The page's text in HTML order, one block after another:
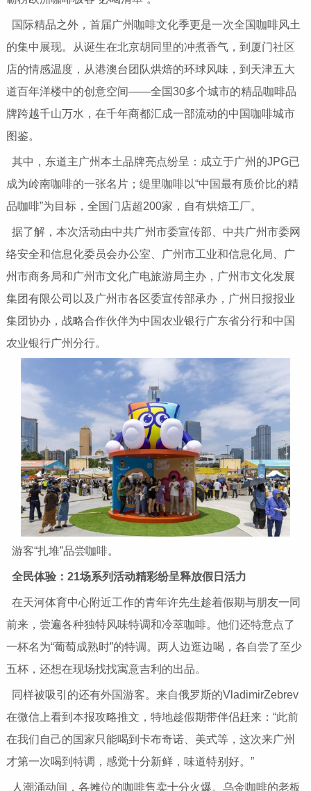
国际精品之外，首届广州咖啡文化季更是一次全国咖啡风土
的集中展现。从诞生在北京胡同里的冲煮香气，到厦门社区
店的情感温度，从港澳台团队烘焙的环球风味，到天津五大
道百年洋楼中的创意空间——全国30多个城市的精品咖啡品
牌跨越千山万水，在千年商都汇成一部流动的中国咖啡城市
图鉴。
其中，东道主广州本土品牌亮点纷呈：成立于广州的JPG已
成为岭南咖啡的一张名片；缇里咖啡以“中国最有质价比的精
品咖啡”为目标，全国门店超200家，自有烘焙工厂。
据了解，本次活动由中共广州市委宣传部、中共广州市委网
络安全和信息化委员会办公室、广州市工业和信息化局、广
州市商务局和广州市文化广电旅游局主办，广州市文化发展
集团有限公司以及广州市各区委宣传部承办，广州日报报业
集团协办，战略合作伙伴为中国农业银行广东省分行和中国
农业银行广州分行。
游客“扎堆”品尝咖啡。
全民体验：21场系列活动精彩纷呈释放假日活力
在天河体育中心附近工作的青年许先生趁着假期与朋友一同
前来，尝遍各种独特风味特调和冷萃咖啡。他们还特意点了
一杯名为“葡萄成熟时”的特调。两人边逛边喝，各自尝了至少
五杯，还想在现场找找寓意吉利的出品。
同样被吸引的还有外国游客。来自俄罗斯的VladimirZebrev
在微信上看到本报攻略推文，特地趁假期带伴侣赶来：“此前
在我们自己的国家只能喝到卡布奇诺、美式等，这次来广州
才第一次喝到特调，感觉十分新鲜，味道特别好。”
人潮涌动间，各摊位的咖啡售卖十分火爆。乌金咖啡的老板